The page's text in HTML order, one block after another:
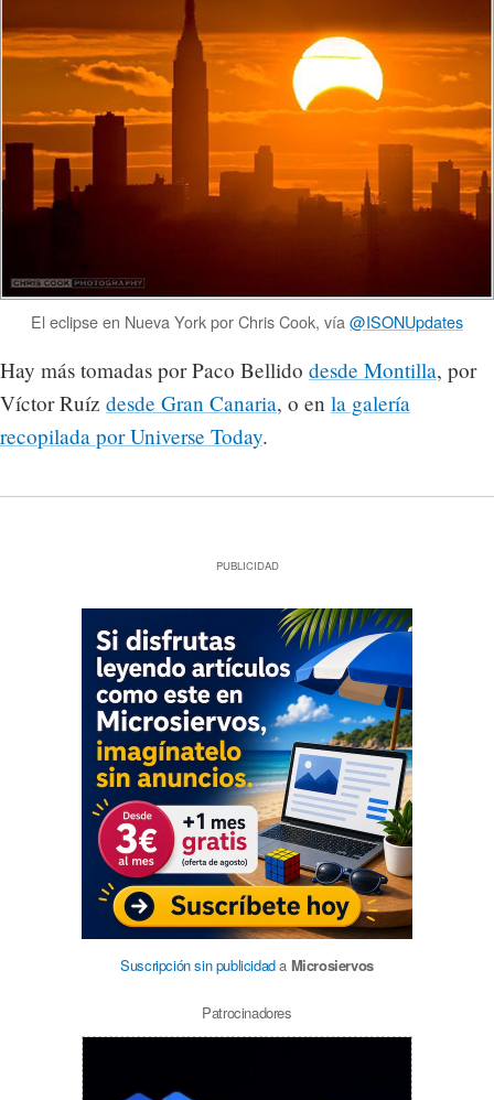
El eclipse en Nueva York por Chris Cook, vía@ISONUpdates
Hay más tomadas por Paco Bellido desde Montilla, por
Víctor Ruíz desde Gran Canaria, o en la galería
recopilada por Universe Today.
PUBLICIDAD
Suscripción sin publicidada Microsiervos
Patrocinadores